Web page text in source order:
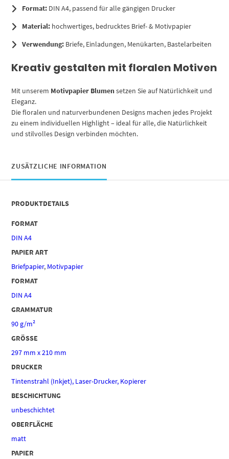
Format: DIN A4, passend für alle gängigen Drucker
Material: hochwertiges, bedrucktes Brief- & Motivpapier
Verwendung: Briefe, Einladungen, Menükarten, Bastelarbeiten
Kreativ gestalten mit floralen Motiven
Mit unserem Motivpapier Blumensetzen Sie auf Natürlichkeit und
Eleganz.
Die floralen und naturverbundenen Designs machen jedes Projekt
zu einem individuellen Highlight – ideal für alle, die Natürlichkeit
und stilvolles Design verbinden möchten.
ZUSÄTZLICHE INFORMATION
PRODUKTDETAILS
FORMAT
DIN A4
PAPIER ART
Briefpapier, Motivpapier
FORMAT
DIN A4
GRAMMATUR
90 g/m²
GRÖSSE
297 mm x 210 mm
DRUCKER
Tintenstrahl (Inkjet), Laser-Drucker, Kopierer
BESCHICHTUNG
unbeschichtet
OBERFLÄCHE
matt
PAPIER